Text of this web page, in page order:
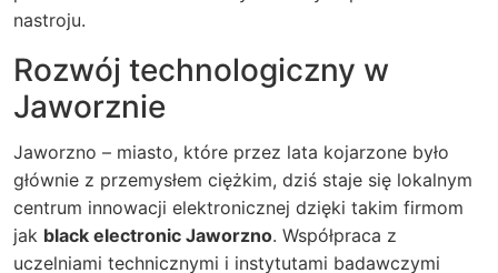
nastroju.
Rozwój technologiczny w
Jaworznie
Jaworzno – miasto, które przez lata kojarzone było
głównie z przemysłem ciężkim, dziś staje się lokalnym
centrum innowacji elektronicznej dzięki takim firmom
jak black electronic Jaworzno. Współpraca z
uczelniami technicznymi i instytutami badawczymi